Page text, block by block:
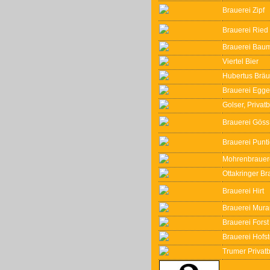
Brauerei Zipf
Brauerei Ried
Brauerei
Viertel Bier
Hubertus Bräu
Brauerei
Golser,
Brauerei Göss
Brauerei
Ottakringer
Brauerei Hirt
Brauerei
Brauerei Forst
Brauerei
Trumer